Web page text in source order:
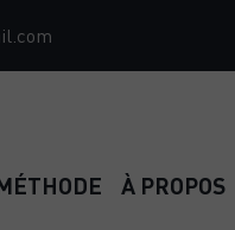
À PROPOS